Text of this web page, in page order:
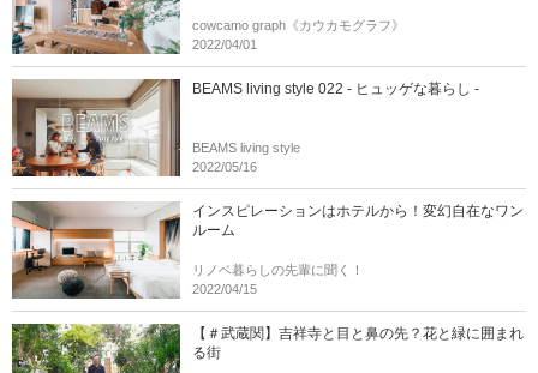
cowcamo graph《カウカモグラフ》
2022/04/01
BEAMS living style 022 - ヒュッゲな暮らし -
BEAMS living style
2022/05/16
インスピレーションはホテルから！変幻自在なワン
ルーム
リノベ暮らしの先輩に聞く！
2022/04/15
【＃武蔵関】吉祥寺と目と鼻の先？花と緑に囲まれ
る街